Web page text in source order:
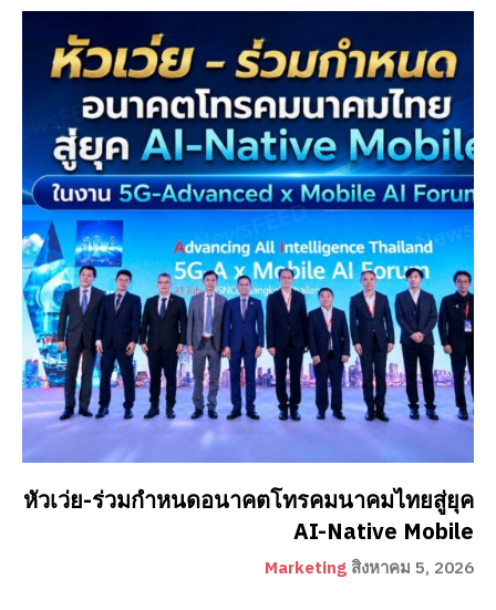
หัวเว่ย-ร่วมกำหนดอนาคตโทรคมนาคมไทยสู่ยุค
AI-Native Mobile
Marketing สิงหาคม 5, 2026